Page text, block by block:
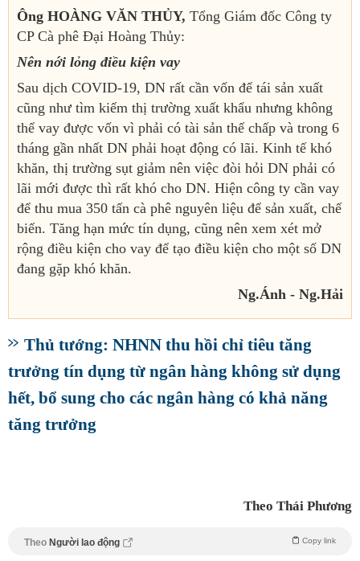
Ông HOÀNG VĂN THỦY, Tổng Giám đốc Công ty
CP Cà phê Đại Hoàng Thủy:
Nên nới lỏng điều kiện vay
Sau dịch COVID-19, DN rất cần vốn để tái sản xuất
cũng như tìm kiếm thị trường xuất khẩu nhưng không
thể vay được vốn vì phải có tài sản thế chấp và trong 6
tháng gần nhất DN phải hoạt động có lãi. Kinh tế khó
khăn, thị trường sụt giảm nên việc đòi hỏi DN phải có
lãi mới được thì rất khó cho DN. Hiện công ty cần vay
để thu mua 350 tấn cà phê nguyên liệu để sản xuất, chế
biến. Tăng hạn mức tín dụng, cũng nên xem xét mở
rộng điều kiện cho vay để tạo điều kiện cho một số DN
đang gặp khó khăn.
Ng.Ánh - Ng.Hải
Thủ tướng: NHNN thu hồi chỉ tiêu tăng
trưởng tín dụng từ ngân hàng không sử dụng
hết, bổ sung cho các ngân hàng có khả năng
tăng trưởng
Theo Thái Phương
Theo Người lao động Copy link